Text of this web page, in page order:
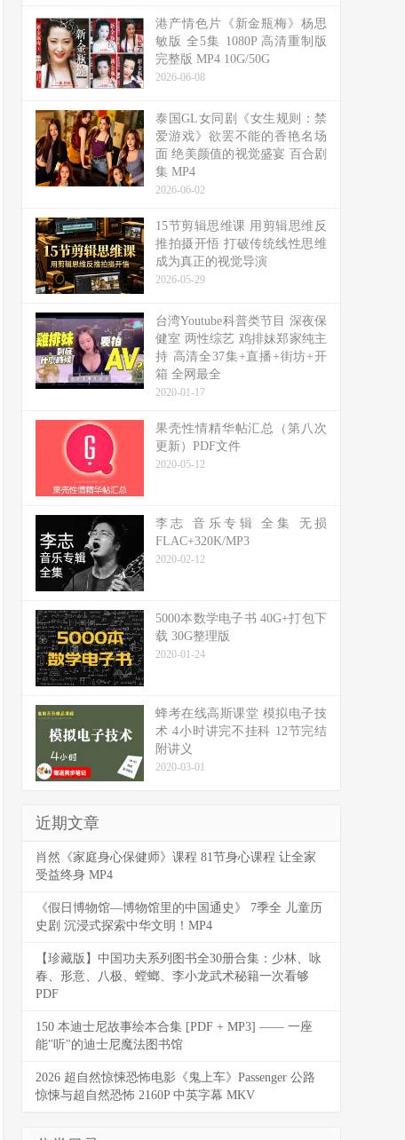
港产情色片《新金瓶梅》杨思
敏版 全5集 1080P 高清重制版
完整版 MP4 10G/50G
2026-06-08
泰国GL女同剧《女生规则：禁
爱游戏》欲罢不能的香艳名场
面 绝美颜值的视觉盛宴 百合剧
集 MP4
2026-06-02
15节剪辑思维课 用剪辑思维反
推拍摄开悟 打破传统线性思维
成为真正的视觉导演
2026-05-29
台湾Youtube科普类节目 深夜保
健室 两性综艺 鸡排妹郑家纯主
持 高清全37集+直播+街坊+开
箱 全网最全
2020-01-17
果壳性情精华帖汇总（第八次
更新）PDF文件
2020-05-12
李志 音乐专辑 全集 无损
FLAC+320K/MP3
2020-02-12
5000本数学电子书 40G+打包下
载 30G整理版
2020-01-24
蜂考在线高斯课堂 模拟电子技
术 4小时讲完不挂科 12节完结
附讲义
2020-03-01
近期文章
肖然《家庭身心保健师》课程 81节身心课程 让全家
受益终身 MP4
《假日博物馆—博物馆里的中国通史》 7季全 儿童历
史剧 沉浸式探索中华文明！MP4
【珍藏版】中国功夫系列图书全30册合集：少林、咏
春、形意、八极、螳螂、李小龙武术秘籍一次看够
PDF
150 本迪士尼故事绘本合集 [PDF + MP3] —— 一座
能"听"的迪士尼魔法图书馆
2026 超自然惊悚恐怖电影《鬼上车》Passenger 公路
惊悚与超自然恐怖 2160P 中英字幕 MKV